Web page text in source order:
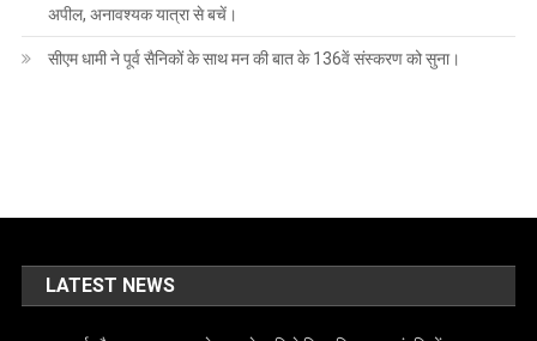
अपील, अनावश्यक यात्रा से बचें।
सीएम धामी ने पूर्व सैनिकों के साथ मन की बात के 136वें संस्करण को सुना।
LATEST NEWS